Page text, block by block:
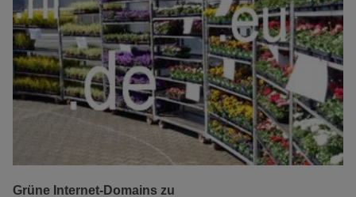
Grüne Internet-Domains zu